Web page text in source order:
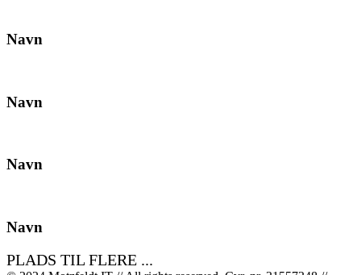
Navn
Navn
Navn
Navn
PLADS TIL FLERE ...